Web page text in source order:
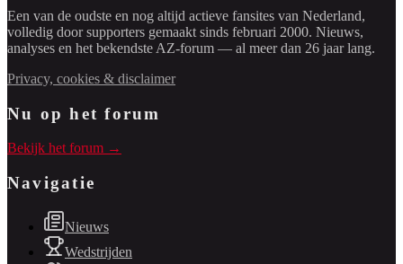
Een van de oudste en nog altijd actieve fansites van Nederland,
volledig door supporters gemaakt sinds februari 2000. Nieuws,
analyses en het bekendste AZ-forum — al meer dan 26 jaar lang.
Privacy, cookies & disclaimer
Nu op het forum
Bekijk het forum →
Navigatie
Nieuws
Wedstrijden